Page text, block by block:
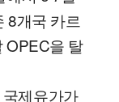
8개국 카르
OPEC을 탈
제유가가